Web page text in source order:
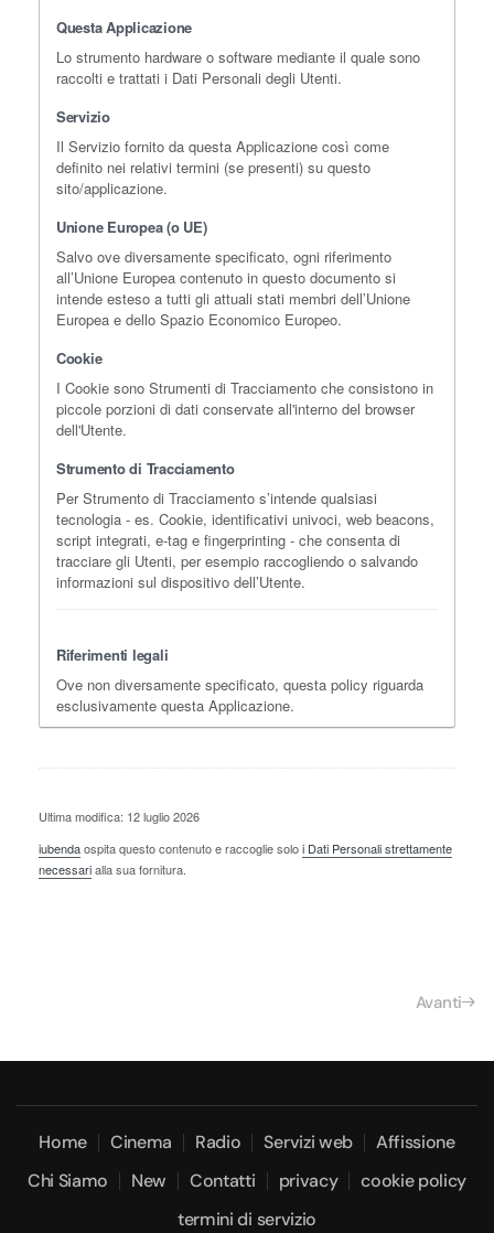
Questa Applicazione
Lo strumento hardware o software mediante il quale sono
raccolti e trattati i Dati Personali degli Utenti.
Servizio
Il Servizio fornito da questa Applicazione così come
definito nei relativi termini (se presenti) su questo
sito/applicazione.
Unione Europea (o UE)
Salvo ove diversamente specificato, ogni riferimento
all’Unione Europea contenuto in questo documento si
intende esteso a tutti gli attuali stati membri dell’Unione
Europea e dello Spazio Economico Europeo.
Cookie
I Cookie sono Strumenti di Tracciamento che consistono in
piccole porzioni di dati conservate all'interno del browser
dell'Utente.
Strumento di Tracciamento
Per Strumento di Tracciamento s’intende qualsiasi
tecnologia - es. Cookie, identificativi univoci, web beacons,
script integrati, e-tag e fingerprinting - che consenta di
tracciare gli Utenti, per esempio raccogliendo o salvando
informazioni sul dispositivo dell’Utente.
Riferimenti legali
Ove non diversamente specificato, questa policy riguarda
esclusivamente questa Applicazione.
Ultima modifica: 12 luglio 2026
iubendaospita questo contenuto e raccoglie soloi Dati Personali strettamente
necessarialla sua fornitura.
Avanti
Home Cinema Radio Servizi web
Affissione
Chi Siamo
New Contatti privacy
cookie policy
termini di servizio